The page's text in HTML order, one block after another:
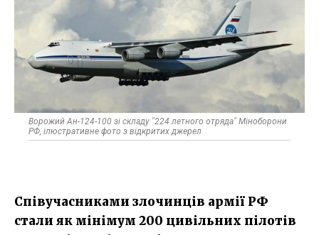
Ворожий Ан-124-100 зі складу "224 летного отряда" Міноборони
РФ, ілюстративне фото з відкритих джерел
Співучасниками злочинців армії РФ
стали як мінімум 200 цивільних пілотів